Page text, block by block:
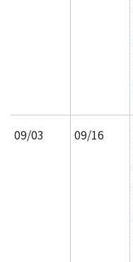
09/03 09/16